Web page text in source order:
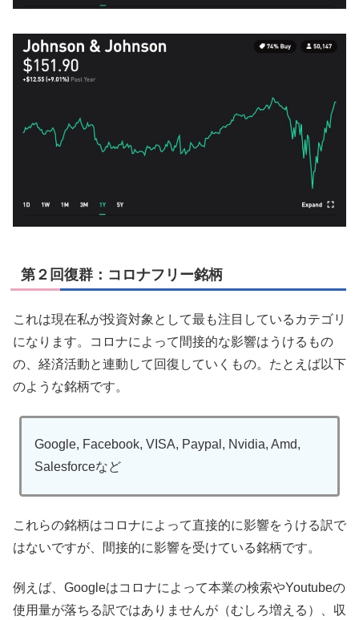
第２回復群：コロナフリー銘柄
これは現在私が投資対象として最も注目しているカテゴリ
になります。コロナによって間接的な影響はうけるもの
の、経済活動と連動して回復していくもの。たとえば以下
のような銘柄です。
Google, Facebook, VISA, Paypal, Nvidia, Amd,
Salesforceなど
これらの銘柄はコロナによって直接的に影響をうける訳で
はないですが、間接的に影響を受けている銘柄です。
例えば、Googleはコロナによって本業の検索やYoutubeの
使用量が落ちる訳ではありませんが（むしろ増える）、収